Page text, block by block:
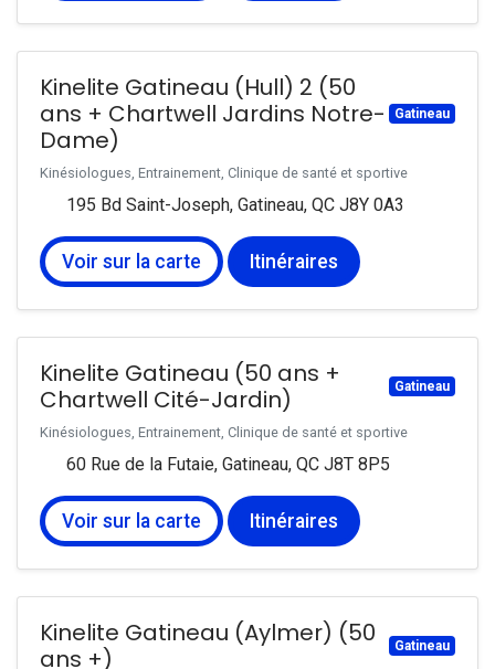
Kinelite Gatineau (Hull) 2 (50
ans + Chartwell Jardins Notre-
Dame)
Gatineau
Kinésiologues, Entrainement, Clinique de santé et sportive
195 Bd Saint-Joseph, Gatineau, QC J8Y 0A3
Voir sur la carte Itinéraires
Kinelite Gatineau (50 ans +
Chartwell Cité-Jardin)
Gatineau
Kinésiologues, Entrainement, Clinique de santé et sportive
60 Rue de la Futaie, Gatineau, QC J8T 8P5
Voir sur la carte Itinéraires
Kinelite Gatineau (Aylmer) (50
ans +)
Gatineau